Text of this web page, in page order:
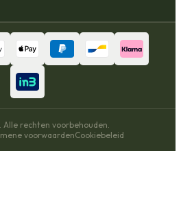
rechten voorbehouden.
voorwaardenCookiebeleid